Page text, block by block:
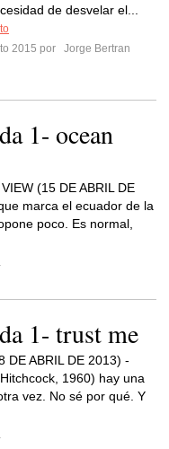
de desvelar el...
2015 por
Jorge Bertran
1- ocean
(15 DE ABRIL DE
marca el ecuador de la
poco. Es normal,
1- trust me
DE ABRIL DE 2013) -
1960) hay una
vez. No sé por qué. Y